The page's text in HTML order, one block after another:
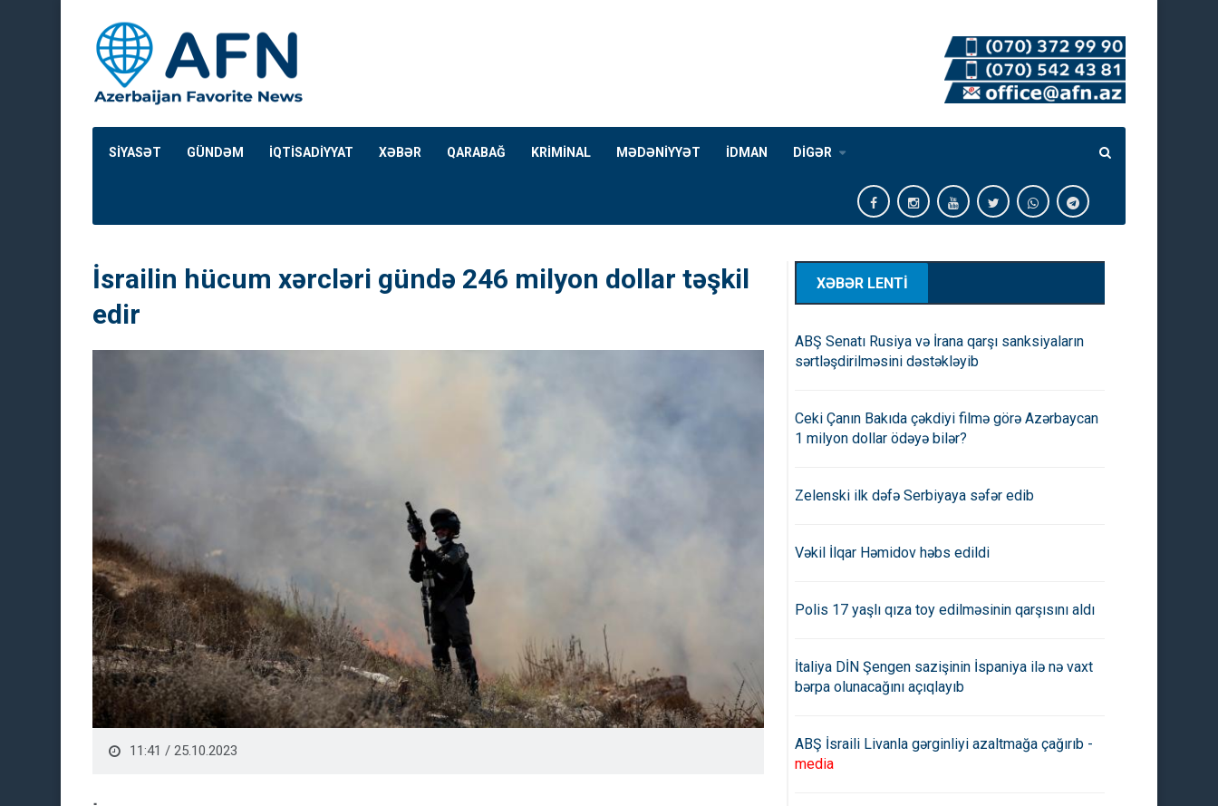
SİYASƏT GÜNDƏM İQTİSADİYYAT XƏBƏR QARABAĞ KRİMİNAL MƏDƏNİYYƏT İDMAN DİGƏR
İsrailin hücum xərcləri gündə 246 milyon dollar təşkil
edir
11:41 / 25.10.2023
XƏBƏR LENTİ
ABŞ Senatı Rusiya və İrana qarşı sanksiyaların
sərtləşdirilməsini dəstəkləyib
Ceki Çanın Bakıda çəkdiyi filmə görə Azərbaycan
1 milyon dollar ödəyə bilər?
Zelenski ilk dəfə Serbiyaya səfər edib
Vəkil İlqar Həmidov həbs edildi
Polis 17 yaşlı qıza toy edilməsinin qarşısını aldı
İtaliya DİN Şengen sazişinin İspaniya ilə nə vaxt
bərpa olunacağını açıqlayıb
ABŞ İsraili Livanla gərginliyi azaltmağa çağırıb -
media